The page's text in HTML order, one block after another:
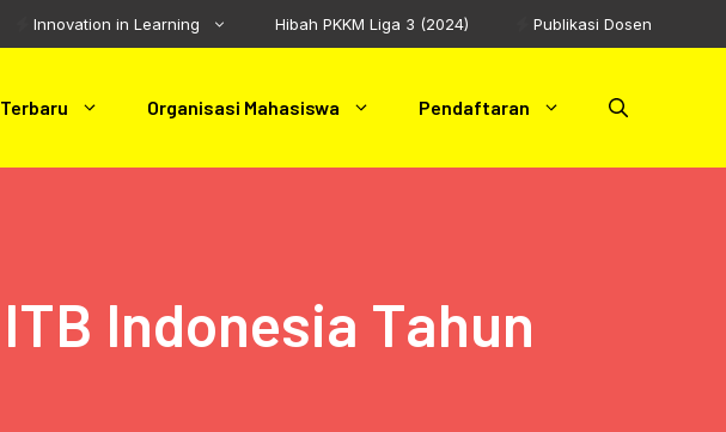
Innovation in Learning Hibah PKKM Liga 3 (2024) Publikasi Dosen
Organisasi Mahasiswa Pendaftaran
Indonesia Tahun